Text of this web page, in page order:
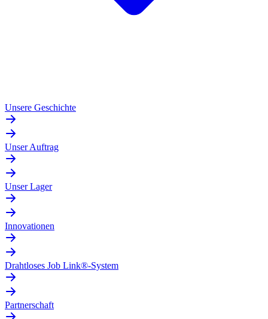
Unsere Geschichte
Unser Auftrag
Unser Lager
Innovationen
Drahtloses Job Link®-System
Partnerschaft